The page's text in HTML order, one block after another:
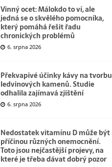
Vinný ocet: Málokdo to ví, ale
jedná se o skvělého pomocníka,
který pomáhá řešit řadu
chronických problémů
6. srpna 2026
Překvapivé účinky kávy na tvorbu
ledvinových kamenů. Studie
odhalila zajímavá zjištění
6. srpna 2026
Nedostatek vitamínu D může být
příčinou různých onemocnění.
Toto jsou nejčastější projevy, na
které je třeba dávat dobrý pozor